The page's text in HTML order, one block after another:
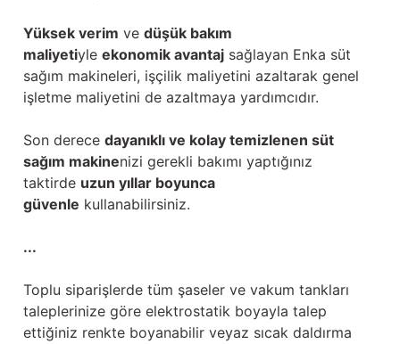
Yüksek verim ve düşük bakım
maliyetiyle ekonomik avantaj sağlayan Enka süt
sağım makineleri, işçilik maliyetini azaltarak genel
işletme maliyetini de azaltmaya yardımcıdır.
Son derece dayanıklı ve kolay temizlenen süt
sağım makinenizi gerekli bakımı yaptığınız
taktirde uzun yıllar boyunca
güvenle kullanabilirsiniz.
...
Toplu siparişlerde tüm şaseler ve vakum tankları
taleplerinize göre elektrostatik boyayla talep
ettiğiniz renkte boyanabilir veyaz sıcak daldırma